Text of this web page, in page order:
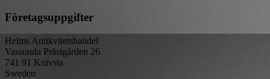
Företagsuppgifter
Helms Antikvitetshandel
Vassunda Prästgården 26
741 91 Knivsta
Sweden